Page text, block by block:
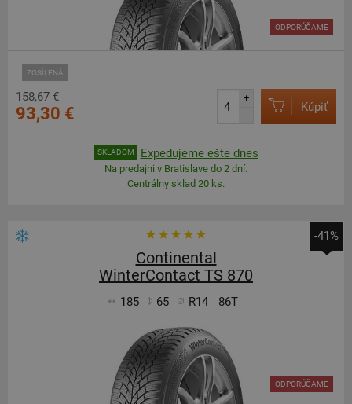
ZOSÍLENÁ
ODPORÚČAME
158,67 €
93,30 €
+
–
Kúpiť
SKLADOM Expedujeme ešte dnes
Na predajni v Bratislave do 2 dní.
Centrálny sklad 20 ks.
-41%
Continental
WinterContact TS 870
185 65 R14 86T
ODPORÚČAME